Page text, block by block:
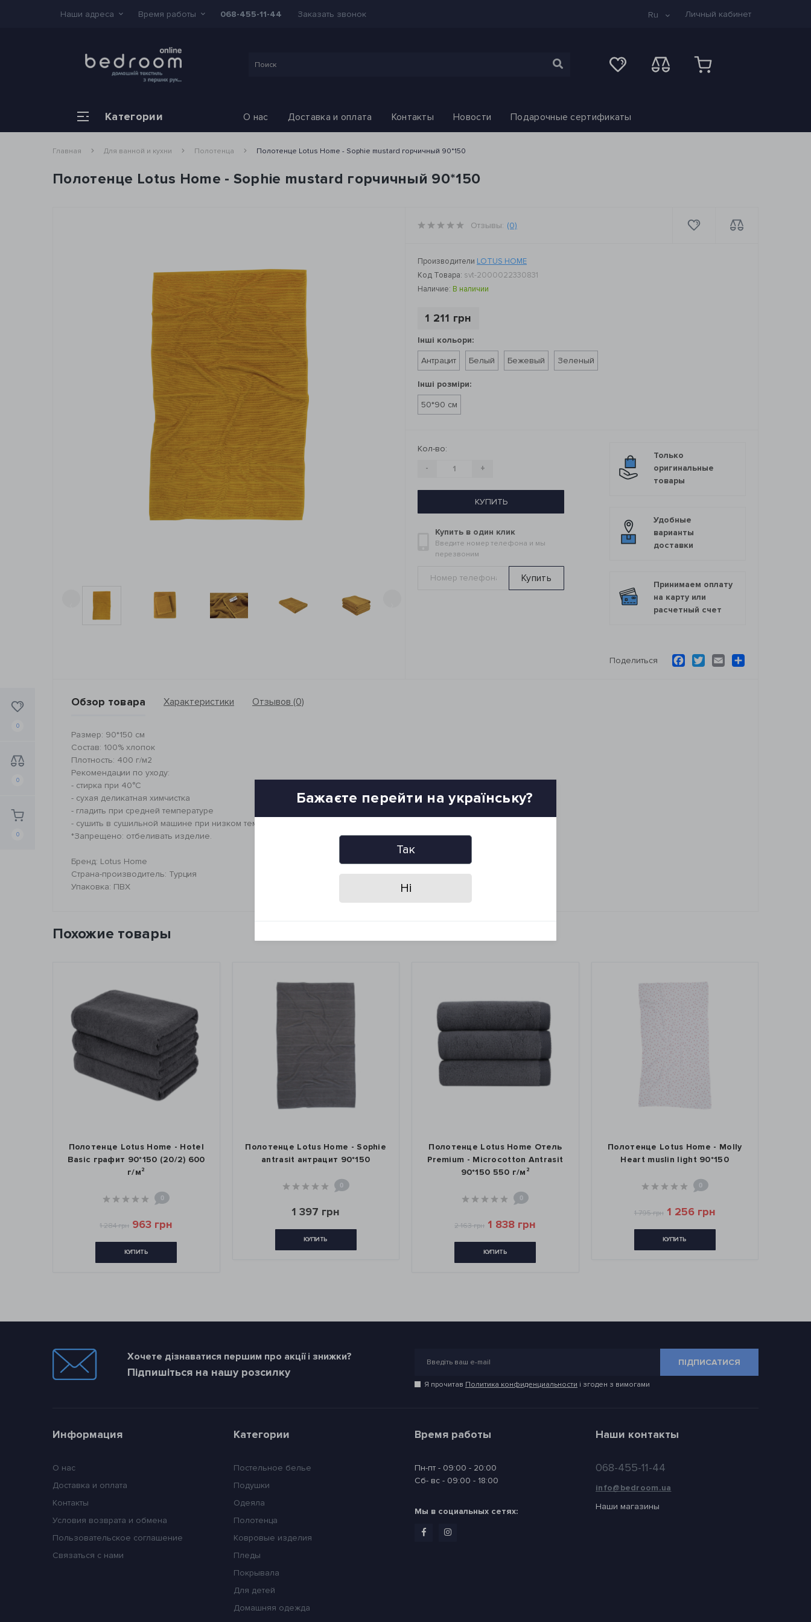
0
0
0
Наши адреса Время работы 068-455-11-44 Заказать звонок Ru Личный кабинет
Категории О нас Доставка и оплата Контакты Новости Подарочные сертификаты
Главная Для ванной и кухни Полотенца Полотенце Lotus Home - Sophie mustard горчичный 90*150
Полотенце Lotus Home - Sophie mustard горчичный 90*150
Отзывы: (0)
Производители LOTUS HOME
Код Товара: svt-2000022330831
Наличие: В наличии
1 211 грн
Інші кольори:
Антрацит
Белый Бежевый Зеленый
Інші розміри:
50*90 см
Кол-во:
- +
КУПИТЬ
Купить в один клик
Введите номер телефона и мы
перезвоним
Купить
Только
оригинальные
товары
Удобные
варианты
доставки
Принимаем оплату
на карту или
расчетный счет
Поделиться FacebookTwitterEmail
Обзор товара Характеристики Отзывов (0)
Размер: 90*150 см
Состав: 100% хлопок
Плотность: 400 г/м2
Рекомендации по уходу:
- стирка при 40°C
- сухая деликатная химчистка
- гладить при средней температуре
- сушить в сушильной машине при низком температурном режиме (не выше 60°C)
*Запрещено: отбеливать изделие.
Бренд: Lotus Home
Страна-производитель: Турция
Упаковка: ПВХ
Похожие товары
Полотенце Lotus Home - Hotel
Basic графит 90*150 (20/2) 600
г/м²
0
1 284 грн 963 грн
КУПИТЬ
Полотенце Lotus Home - Sophie
antrasit антрацит 90*150
0
1 397 грн
КУПИТЬ
Полотенце Lotus Home Отель
Premium - Microcotton Antrasit
90*150 550 г/м²
0
2 163 грн 1 838 грн
КУПИТЬ
Полотенце Lotus Home - Molly
Heart muslin light 90*150
0
1 795 грн 1 256 грн
КУПИТЬ
Хочете дізнаватися першим про акції і знижки?
Підпишіться на нашу розсилку
ПІДПИСАТИСЯ
Я прочитав Политика конфиденциальности і згоден з вимогами
Информация
О нас
Доставка и оплата
Контакты
Условия возврата и обмена
Пользовательское соглашение
Связаться с нами
Категории
Постельное белье
Подушки
Одеяла
Полотенца
Ковровые изделия
Пледы
Покрывала
Для детей
Домашняя одежда
Время работы
Пн-пт - 09:00 - 20:00
Сб- вс - 09:00 - 18:00
Мы в социальных сетях:
Наши контакты
068-455-11-44
info@bedroom.ua
Наши магазины
Бажаєте перейти на українську?
Так
Ні